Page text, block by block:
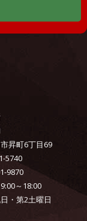
昇町6丁目69
5740
9870
～18:00
日・第2土曜日